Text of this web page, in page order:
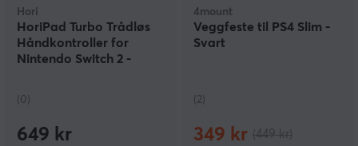
Hori
HoriPad Turbo Trådløs
Håndkontroller for
Nintendo Switch 2 -
(0)
649 kr
4mount
Veggfeste til PS4 Slim -
Svart
(2)
349 kr